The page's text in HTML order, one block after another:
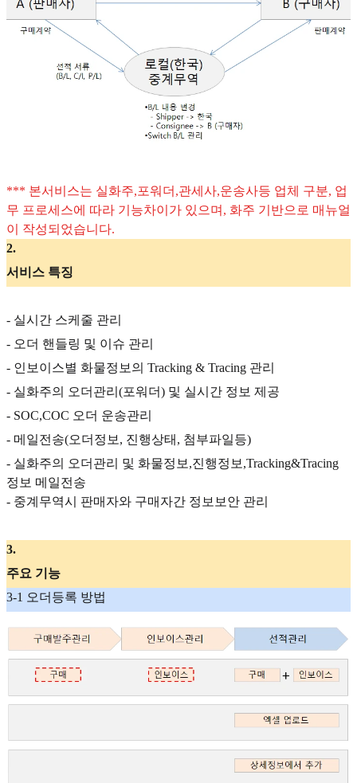
*** 본서비스는 실화주,포워더,관세사,운송사등 업체 구분, 업
무 프로세스에 따라 기능차이가 있으며, 화주 기반으로 매뉴얼
이 작성되었습니다.
2.
서비스 특징
- 실시간 스케줄 관리
- 오더 핸들링 및 이슈 관리
- 인보이스별 화물정보의 Tracking & Tracing 관리
- 실화주의 오더관리(포워더) 및 실시간 정보 제공
- SOC,COC 오더 운송관리
- 메일전송(오더정보, 진행상태, 첨부파일등)
- 실화주의 오더관리 및 화물정보,진행정보,Tracking&Tracing
정보 메일전송
- 중계무역시 판매자와 구매자간 정보보안 관리
3.
주요 기능
3-1 오더등록 방법